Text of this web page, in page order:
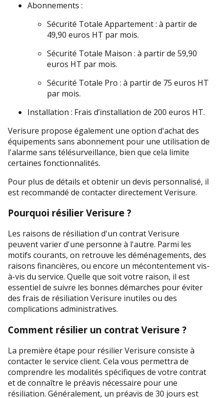
Abonnements :
Sécurité Totale Appartement : à partir de
49,90 euros HT par mois.
Sécurité Totale Maison : à partir de 59,90
euros HT par mois.
Sécurité Totale Pro : à partir de 75 euros HT
par mois.
Installation : Frais d’installation de 200 euros HT.
Verisure propose également une option d'achat des
équipements sans abonnement pour une utilisation de
l'alarme sans télésurveillance, bien que cela limite
certaines fonctionnalités.
Pour plus de détails et obtenir un devis personnalisé, il
est recommandé de contacter directement Verisure​​​​​​.
Pourquoi résilier Verisure ?
Les raisons de résiliation d'un contrat Verisure
peuvent varier d'une personne à l'autre. Parmi les
motifs courants, on retrouve les déménagements, des
raisons financières, ou encore un mécontentement vis-
à-vis du service. Quelle que soit votre raison, il est
essentiel de suivre les bonnes démarches pour éviter
des frais de résiliation Verisure inutiles ou des
complications administratives.
Comment résilier un contrat Verisure ?
La première étape pour résilier Verisure consiste à
contacter le service client. Cela vous permettra de
comprendre les modalités spécifiques de votre contrat
et de connaître le préavis nécessaire pour une
résiliation. Généralement, un préavis de 30 jours est